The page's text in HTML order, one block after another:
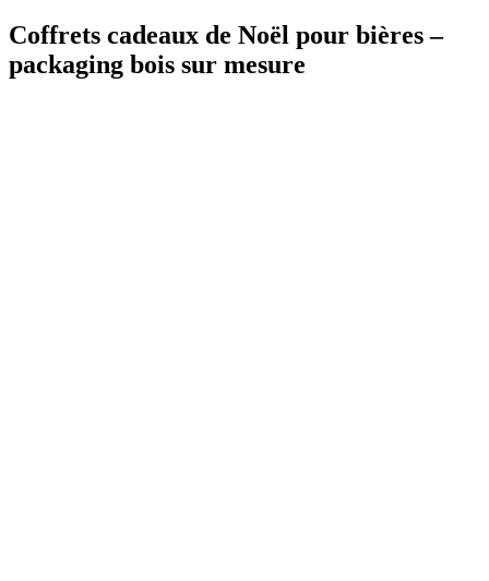
Coffrets cadeaux de Noël pour bières –
packaging bois sur mesure